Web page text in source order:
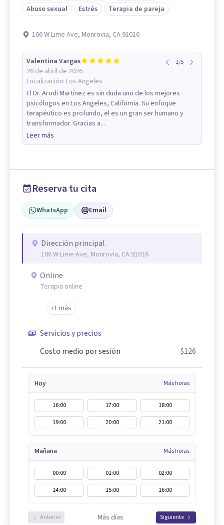
Abuso sexual
Estrés Terapia de pareja
106 W Lime Ave, Monrovia, CA 91016
Valentina Vargas
26 de abril de 2026
Localización: Los Angeles
1/5
El Dr. Arodi Martínez es sin duda uno de los mejores
psicólogos en Los Angeles, California. Su enfoque
terapéutico es profundo, el es un gran ser humano y
transformador. Gracias a...
Leer más
Reserva tu cita
WhatsApp Email
Dirección principal
106 W Lime Ave, Monrovia, CA 91016
Online
Terapia online
+1 más
Servicios y precios
Costo medio por sesión
$126
Hoy Más horas
16:00 17:00
18:00
19:00
20:00 21:00
Mañana Más horas
00:00 01:00
02:00
14:00
15:00 16:00
Anterior Más días Siguiente